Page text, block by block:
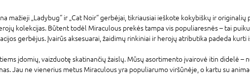
mažieji „Ladybug“ ir „Cat Noir“ gerbėjai, tikriausiai ieškote kokybiškų ir
kolekcijas. Būtent todėl Miraculous prekės tampa vis populiaresnės – tai
gerbėjus. Įvairūs aksesuarai, žaidimų rinkiniai ir herojų atributika padeda
įdomių, vaizduotę skatinančių žaislų. Mūsų asortimento įvairovė itin didelė
Jau ne vienerius metus Miraculous yra populiarumo viršūnėje, o kartu su